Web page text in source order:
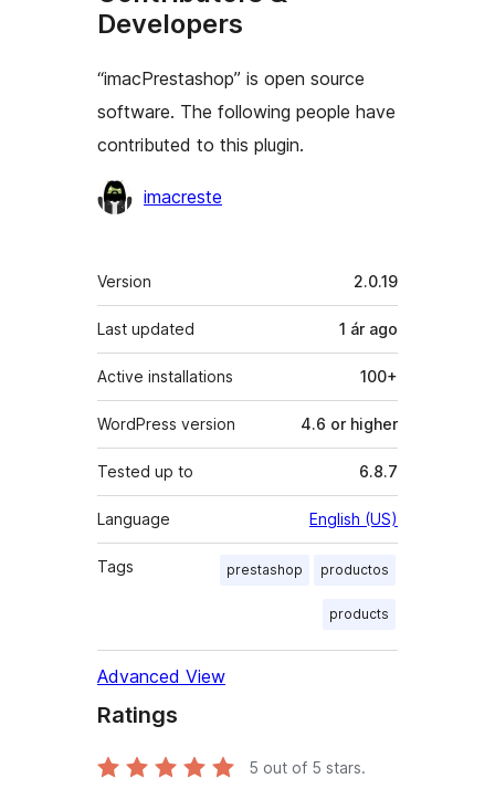
Developers
“imacPrestashop” is open source
software. The following people have
contributed to this plugin.
Contributors
imacreste
Meta
Version 2.0.19
Last updated 1 ár ago
Active installations 100+
WordPress version 4.6 or higher
Tested up to 6.8.7
Language English (US)
Tags prestashop productos
products
Advanced View
Ratings
5 out of 5 stars.